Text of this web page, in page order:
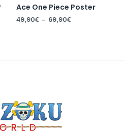
Ace One Piece Poster
49,90€ – 69,90€